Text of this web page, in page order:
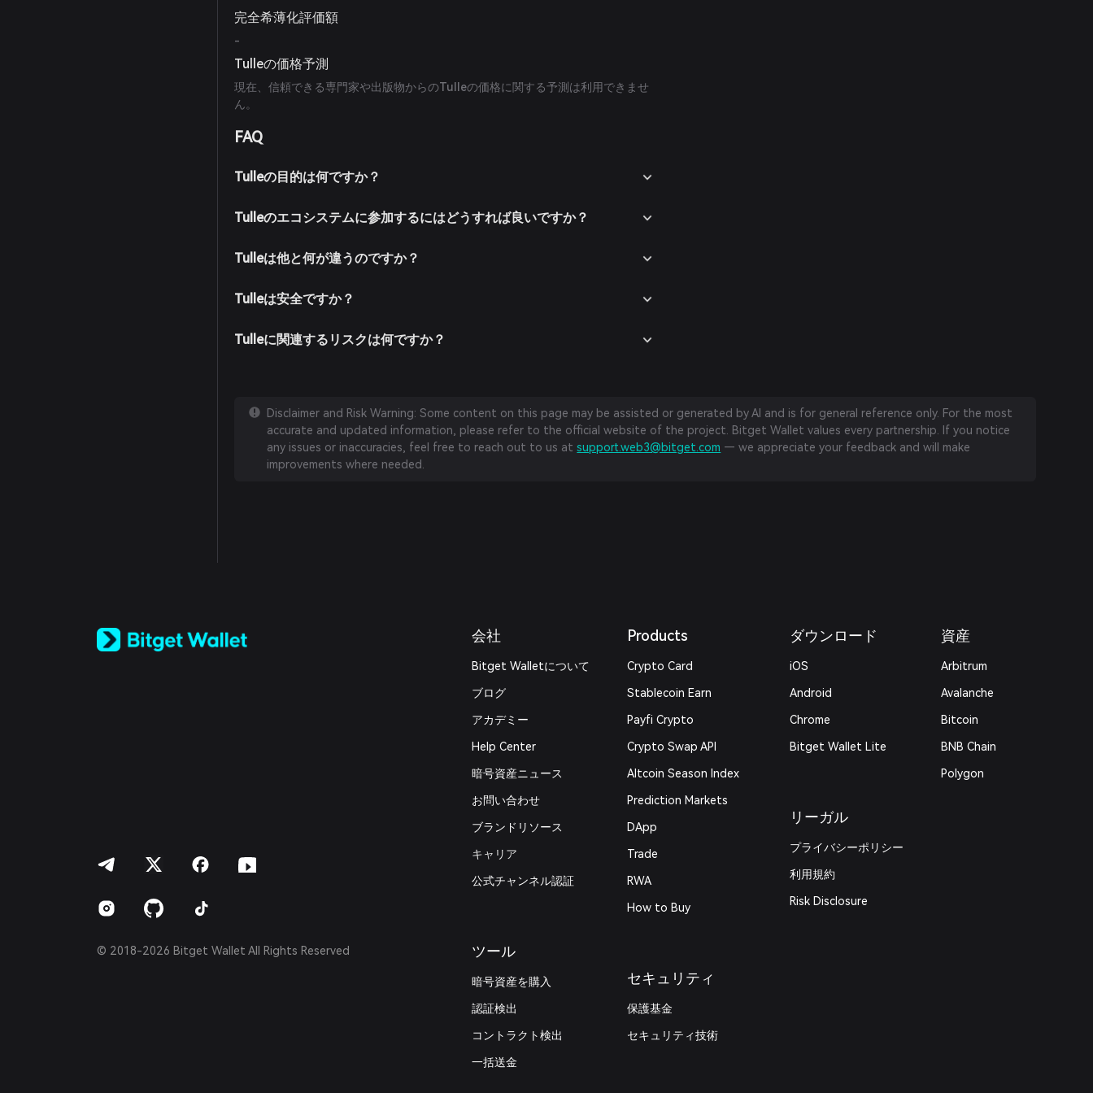
完全希薄化評価額
-
Tulleの価格予測
現在、信頼できる専門家や出版物からのTulleの価格に関する予測は利用できませ
ん。
FAQ
Tulleの目的は何ですか？
Tulleのエコシステムに参加するにはどうすれば良いですか？
Tulleは他と何が違うのですか？
Tulleは安全ですか？
Tulleに関連するリスクは何ですか？
Disclaimer and Risk Warning: Some content on this page may be assisted or generated by AI and is for general reference only. For the most
accurate and updated information, please refer to the official website of the project. Bitget Wallet values every partnership. If you notice
any issues or inaccuracies, feel free to reach out to us atsupport.web3@bitget.com — we appreciate your feedback and will make
improvements where needed.
Español (Latinoamérica)
© 2018-2026 Bitget Wallet All Rights Reserved
会社
Bitget Walletについて
ブログ
アカデミー
Help Center
暗号資産ニュース
お問い合わせ
ブランドリソース
キャリア
公式チャンネル認証
ツール
暗号資産を購入
認証検出
コントラクト検出
一括送金
Products
Crypto Card
Stablecoin Earn
Payfi Crypto
Crypto Swap API
Altcoin Season Index
Prediction Markets
DApp
Trade
RWA
How to Buy
セキュリティ
保護基金
セキュリティ技術
ダウンロード
iOS
Android
Chrome
Bitget Wallet Lite
リーガル
プライバシーポリシー
利用規約
Risk Disclosure
資産
Arbitrum
Avalanche
Bitcoin
BNB Chain
Polygon